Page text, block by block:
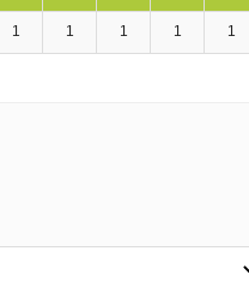
1 1 1 1 1